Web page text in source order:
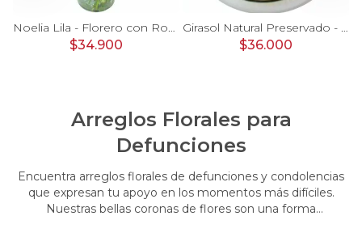
Noelia Lila - Florero con Rosas, mini rosas, mini claveles y limonium
$34.900
Girasol Natural Preservado - girasol preservado en pecera vidrio con piedrecitas
$36.000
Arreglos Florales para
Defunciones
Encuentra arreglos florales de defunciones y condolencias
que expresan tu apoyo en los momentos más difíciles.
Nuestras bellas coronas de flores son una forma